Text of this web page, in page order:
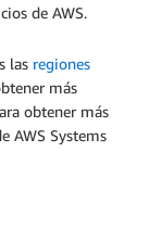
de AWS.
las regiones
más
obtener más
AWS Systems